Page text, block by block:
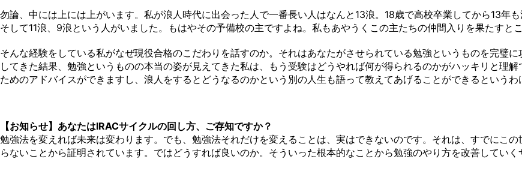
勿論、中には上には上がいます。私が浪人時代に出会った人で一番長い人はなんと13浪。18歳で高校卒業してから13年
そして11浪、9浪という人がいました。もはやその予備校の主ですよね。私もあやうくこの主たちの仲間入りを果たすとこ
そんな経験をしている私がなぜ現役合格のこだわりを話すのか。それはあなたがさせられている勉強というものを完璧
してきた結果、勉強というものの本当の姿が見えてきた私は、もう受験はどうやれば何が得られるのかがハッキリと理
ためのアドバイスができますし、浪人をするとどうなるのかという別の人生も語って教えてあげることができるというわ
【お知らせ】あなたはIRACサイクルの回し方、ご存知ですか？
勉強法を変えれば未来は変わります。でも、勉強法それだけを変えることは、実はできないのです。それは、すでにこ
らないことから証明されています。ではどうすれば良いのか。そういった根本的なことから勉強のやり方を改善してい